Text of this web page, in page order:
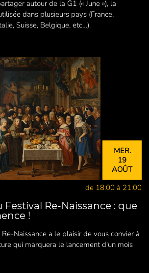
autour de la Ğ1 (« June »), la
dans plusieurs pays (France,
Suisse, Belgique, etc…).
MER.
19
AOÛT
de 18:00 à 21:00
Re-Naissance : que
!
Naissance a le plaisir de vous convier à
qui marquera le lancement d'un mois